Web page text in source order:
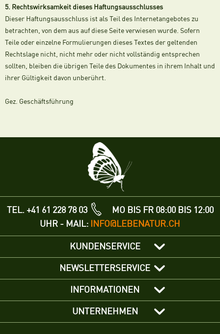
5. Rechtswirksamkeit dieses Haftungsausschlusses
Dieser Haftungsausschluss ist als Teil des Internetangebotes zu
betrachten, von dem aus auf diese Seite verwiesen wurde. Sofern
Teile oder einzelne Formulierungen dieses Textes der geltenden
Rechtslage nicht, nicht mehr oder nicht vollständig entsprechen
sollten, bleiben die übrigen Teile des Dokumentes in ihrem Inhalt und
ihrer Gültigkeit davon unberührt.
Gez. Geschäftsführung
TEL. +41 61 228 78 03
MO BIS FR 08:00 BIS 12:00
UHR - MAIL: INFO@LEBENATUR.CH
KUNDENSERVICE
NEWSLETTERSERVICE
INFORMATIONEN
UNTERNEHMEN